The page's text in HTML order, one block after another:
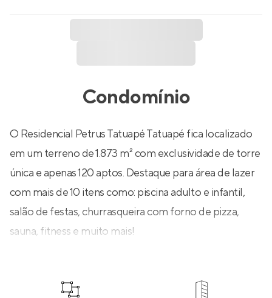
Condomínio
O Residencial Petrus Tatuapé Tatuapé fica localizado
em um terreno de 1.873 m² com exclusividade de torre
única e apenas 120 aptos. Destaque para área de lazer
com mais de 10 itens como: piscina adulto e infantil,
salão de festas, churrasqueira com forno de pizza,
sauna, fitness e muito mais!